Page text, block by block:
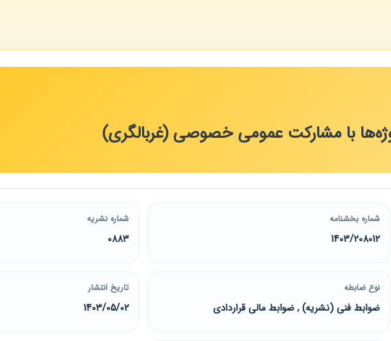
با مشارکت عمومی خصوصی (غربالگری)
شماره بخشنامه
1403/208012
شماره نشریه
0883
نوع ضابطه
ضوابط فنی (نشریه) , ضوابط مالی قراردادی
تاریخ انتشار
1403/05/02